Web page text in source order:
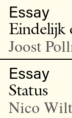
Essay
Eindelijk
Joost
Essay
Status
Nico